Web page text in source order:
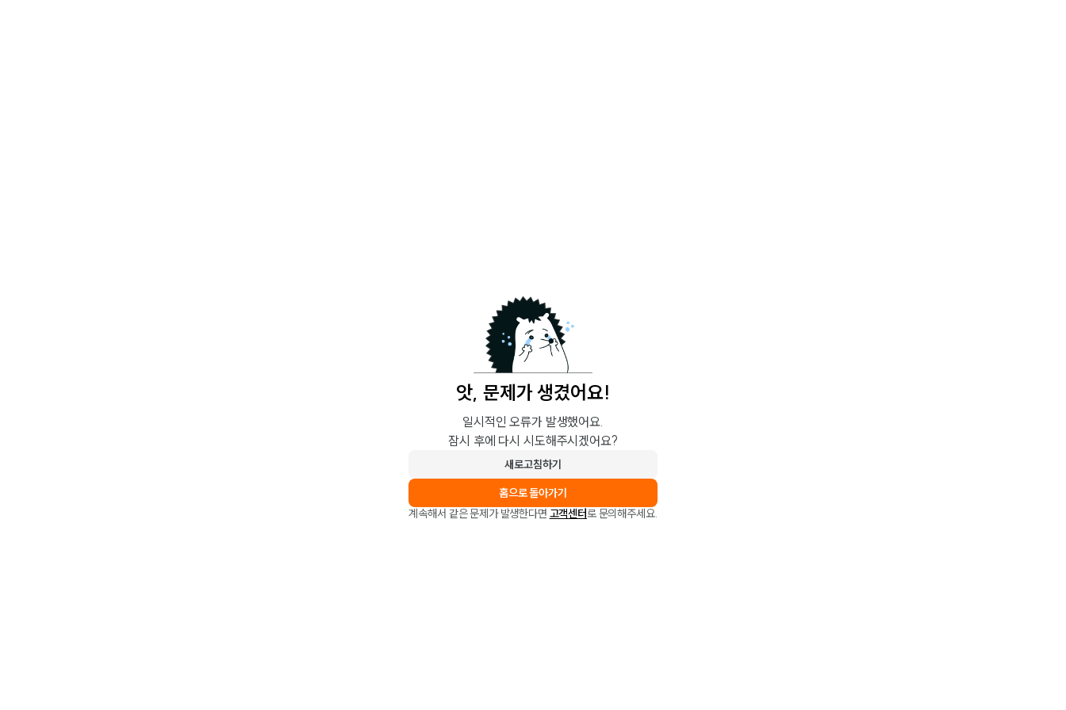
앗, 문제가 생겼어요!
일시적인 오류가 발생했어요.
잠시 후에 다시 시도해주시겠어요?
새로고침하기
홈으로 돌아가기
계속해서 같은 문제가 발생한다면 고객센터로 문의해주세요.